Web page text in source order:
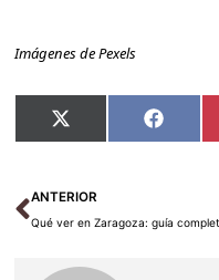
Imágenes de Pexels
Compartir
en
X
(Twitter) en
Ant
ANTERIOR